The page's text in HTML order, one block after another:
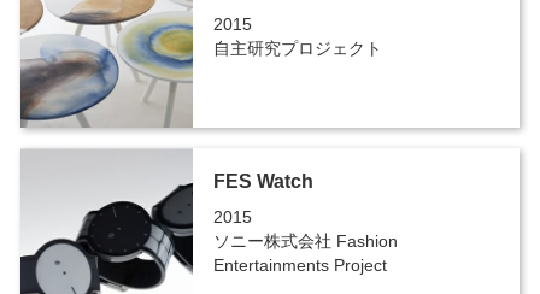
2015
自主研究プロジェクト
FES Watch
2015
ソニー株式会社 Fashion
Entertainments Project